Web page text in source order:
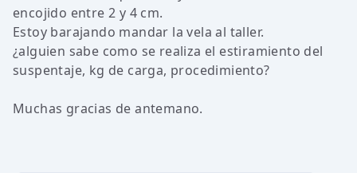
encojido entre 2 y 4 cm.
Estoy barajando mandar la vela al taller.
¿alguien sabe como se realiza el estiramiento del
suspentaje, kg de carga, procedimiento?
Muchas gracias de antemano.